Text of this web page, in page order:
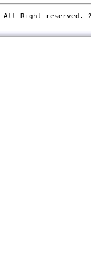
All Right reserved.